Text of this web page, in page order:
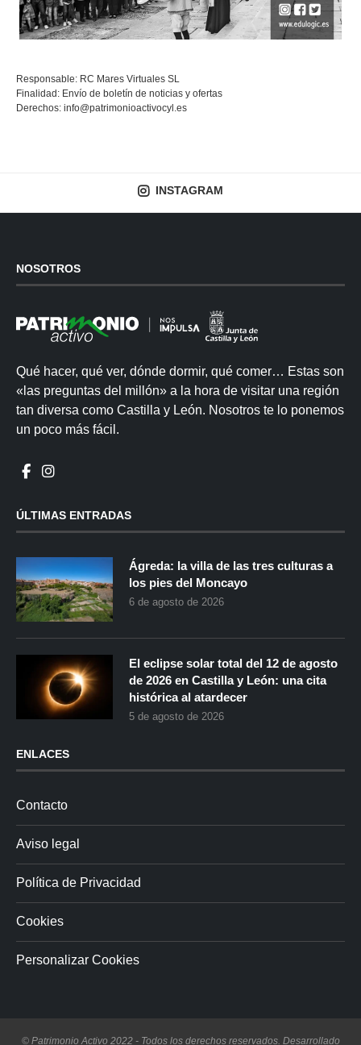
Responsable: RC Mares Virtuales SL
Finalidad: Envío de boletín de noticias y ofertas
Derechos: info@patrimonioactivocyl.es
INSTAGRAM
NOSOTROS
Qué hacer, qué ver, dónde dormir, qué comer… Estas son
«las preguntas del millón» a la hora de visitar una región
tan diversa como Castilla y León. Nosotros te lo ponemos
un poco más fácil.
ÚLTIMAS ENTRADAS
Ágreda: la villa de las tres culturas a
los pies del Moncayo
6 de agosto de 2026
El eclipse solar total del 12 de agosto
de 2026 en Castilla y León: una cita
histórica al atardecer
5 de agosto de 2026
ENLACES
Contacto
Aviso legal
Política de Privacidad
Cookies
Personalizar Cookies
© Patrimonio Activo 2022 - Todos los derechos reservados. Desarrollado